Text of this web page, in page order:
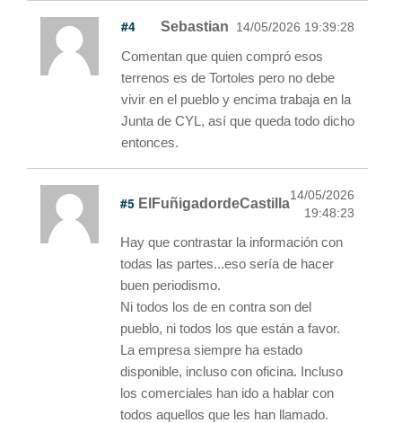
#4 Sebastian 14/05/2026 19:39:28
Comentan que quien compró esos
terrenos es de Tortoles pero no debe
vivir en el pueblo y encima trabaja en la
Junta de CYL, así que queda todo dicho
entonces.
#5 ElFuñigadordeCastilla
14/05/2026
19:48:23
Hay que contrastar la información con
todas las partes...eso sería de hacer
buen periodismo.
Ni todos los de en contra son del
pueblo, ni todos los que están a favor.
La empresa siempre ha estado
disponible, incluso con oficina. Incluso
los comerciales han ido a hablar con
todos aquellos que les han llamado.